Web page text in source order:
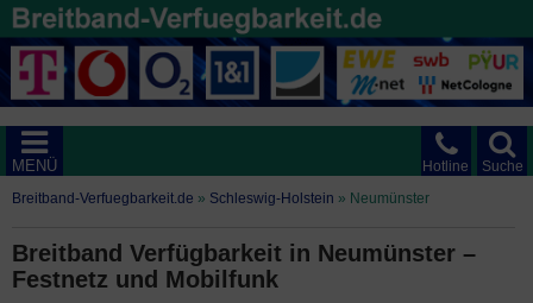
Suche
Hotline
MENÜ
Breitband-Verfuegbarkeit.de » Schleswig-Holstein » Neumünster
Breitband Verfügbarkeit in Neumünster –
Festnetz und Mobilfunk